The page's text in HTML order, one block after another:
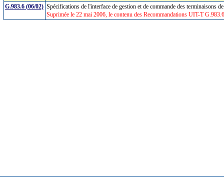
G.983.6 (06/02) Spécifications de l'interface de gestion et de commande des terminaisons
Suprimée le 22 mai 2006, le contenu des Recommandations UIT-T